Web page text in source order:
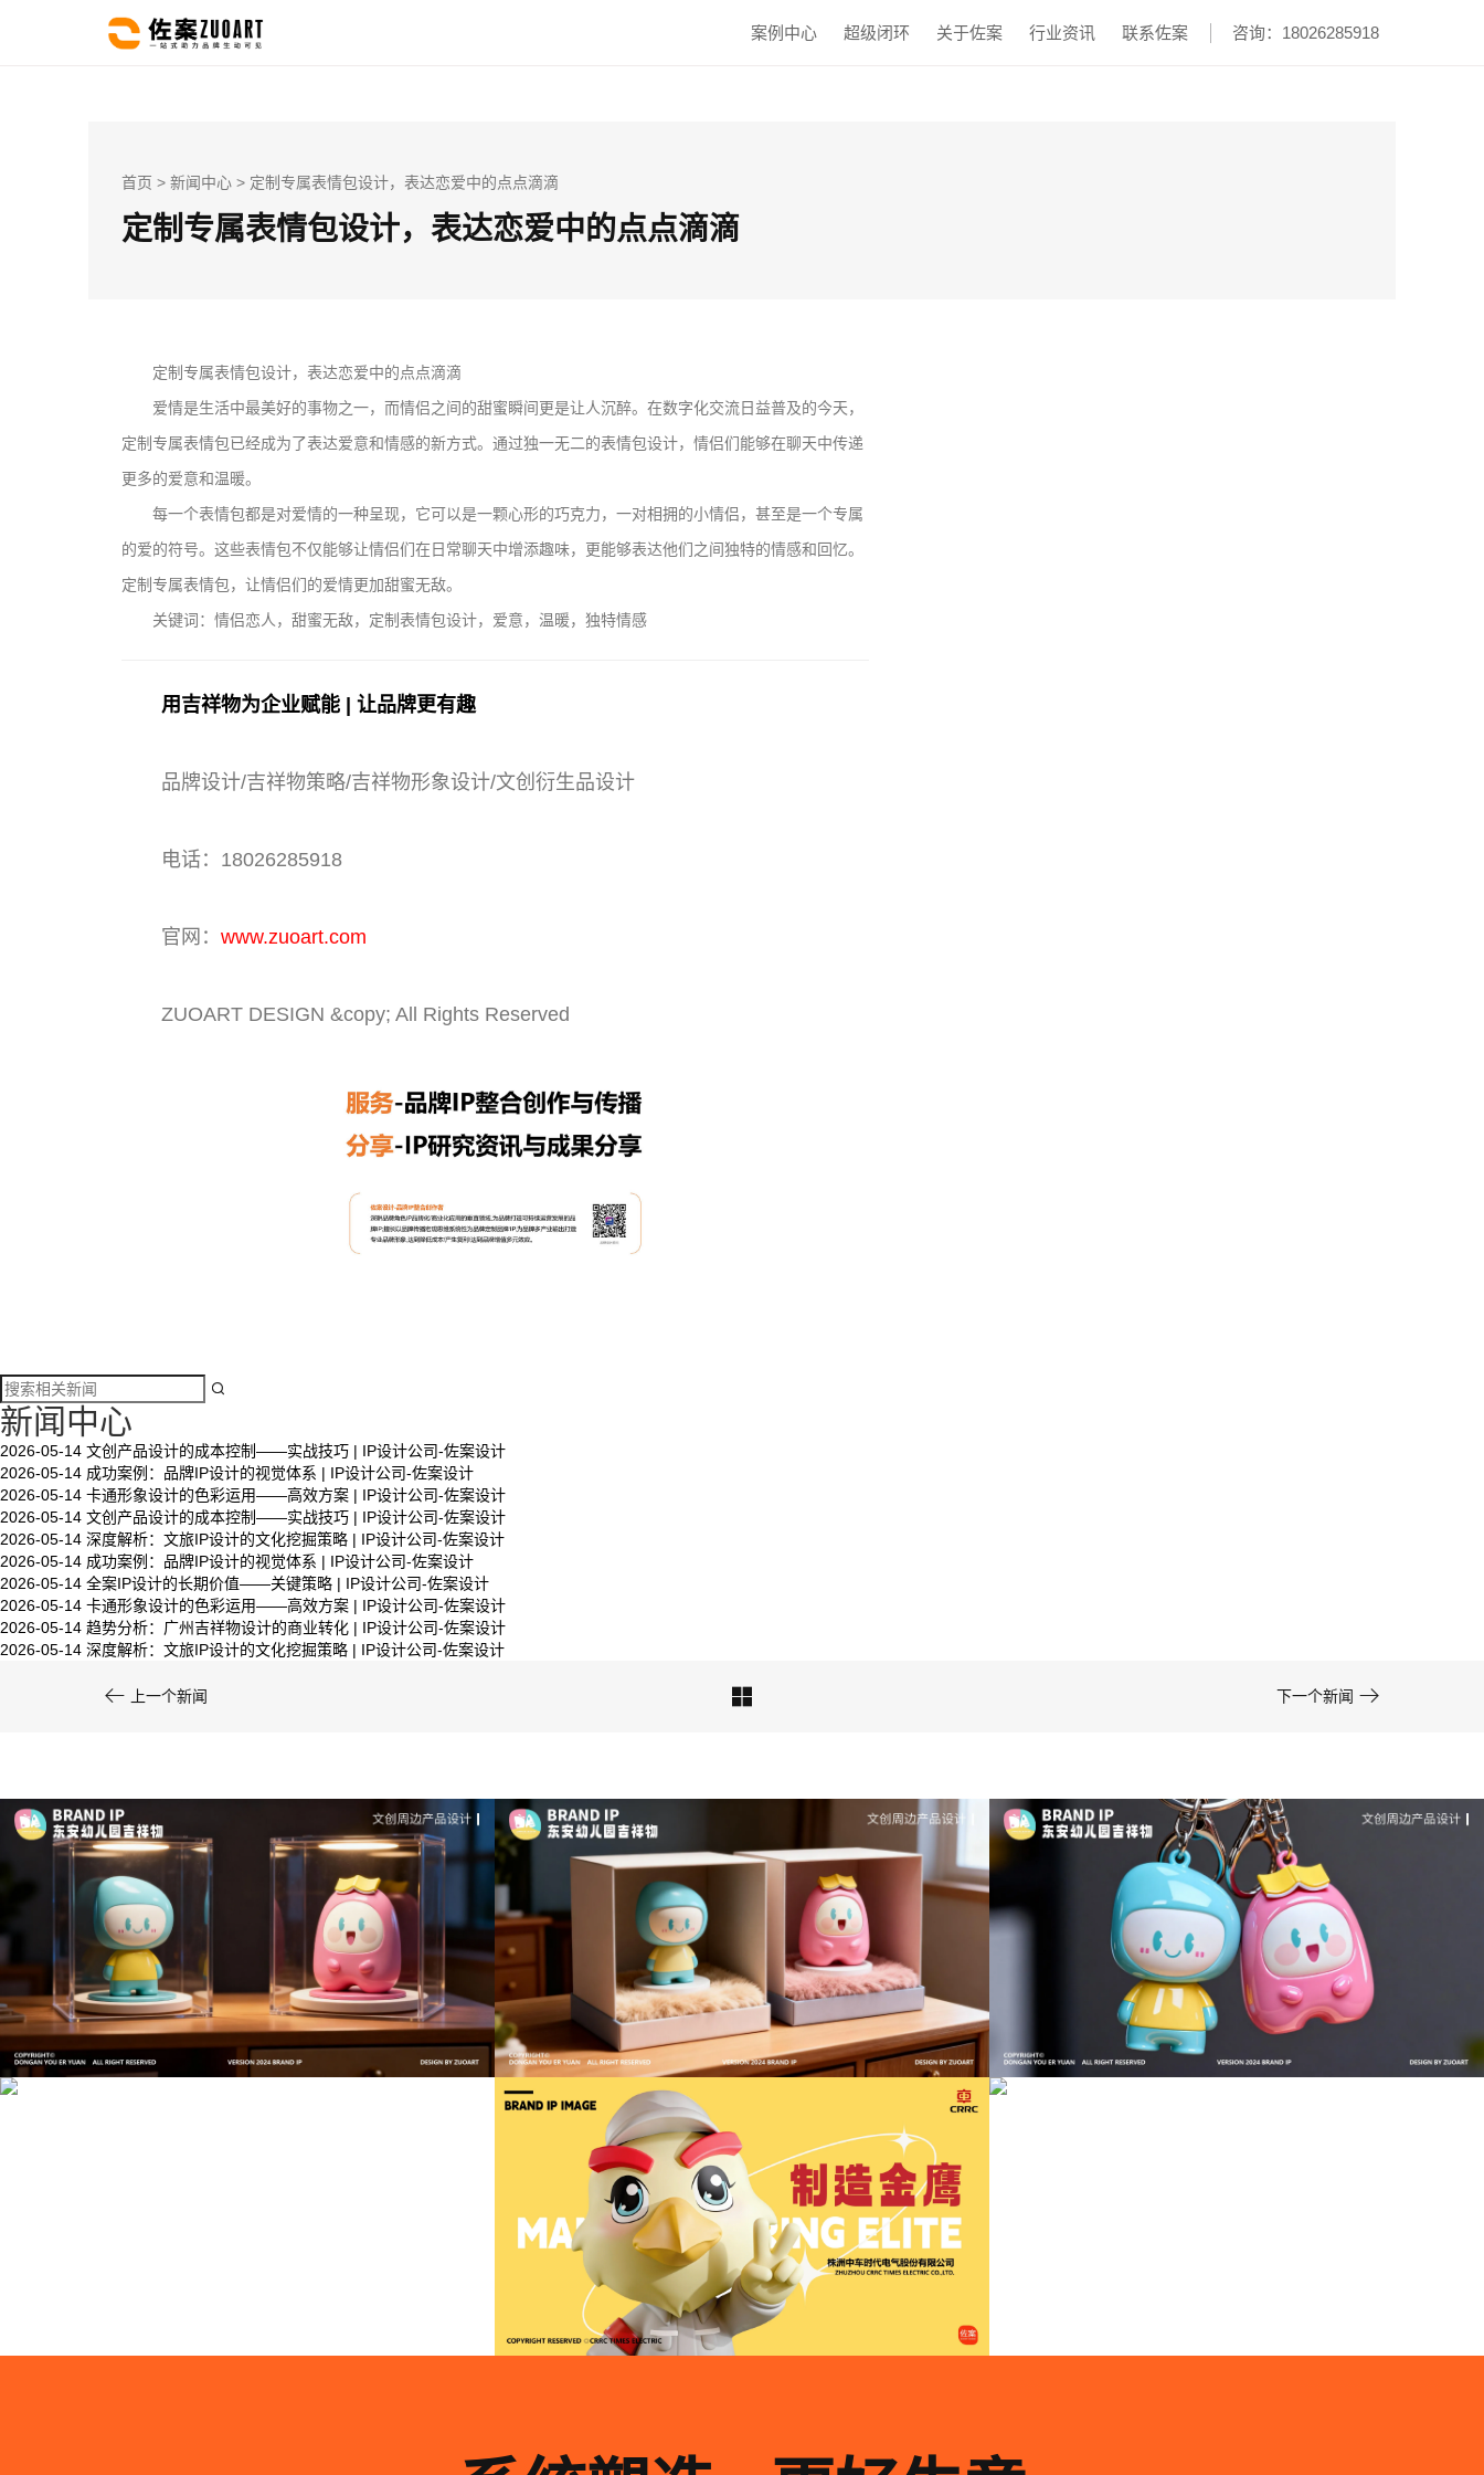
咨询：18026285918
案例中心 超级闭环 关于佐案 行业资讯 联系佐案
首页 > 新闻中心 > 定制专属表情包设计，表达恋爱中的点点滴滴
定制专属表情包设计，表达恋爱中的点点滴滴
定制专属表情包设计，表达恋爱中的点点滴滴
爱情是生活中最美好的事物之一，而情侣之间的甜蜜瞬间更是让人沉醉。在数字化交流日益普及的今天，
定制专属表情包已经成为了表达爱意和情感的新方式。通过独一无二的表情包设计，情侣们能够在聊天中传递
更多的爱意和温暖。
每一个表情包都是对爱情的一种呈现，它可以是一颗心形的巧克力，一对相拥的小情侣，甚至是一个专属
的爱的符号。这些表情包不仅能够让情侣们在日常聊天中增添趣味，更能够表达他们之间独特的情感和回忆。
定制专属表情包，让情侣们的爱情更加甜蜜无敌。
关键词：情侣恋人，甜蜜无敌，定制表情包设计，爱意，温暖，独特情感
用吉祥物为企业赋能 | 让品牌更有趣
品牌设计/吉祥物策略/吉祥物形象设计/文创衍生品设计
电话：18026285918
官网： www.zuoart.com
ZUOART DESIGN &copy; All Rights Reserved

新闻中心
2026-05-14 文创产品设计的成本控制——实战技巧 | IP设计公司-佐案设计
2026-05-14 成功案例：品牌IP设计的视觉体系 | IP设计公司-佐案设计
2026-05-14 卡通形象设计的色彩运用——高效方案 | IP设计公司-佐案设计
2026-05-14 文创产品设计的成本控制——实战技巧 | IP设计公司-佐案设计
2026-05-14 深度解析：文旅IP设计的文化挖掘策略 | IP设计公司-佐案设计
2026-05-14 成功案例：品牌IP设计的视觉体系 | IP设计公司-佐案设计
2026-05-14 全案IP设计的长期价值——关键策略 | IP设计公司-佐案设计
2026-05-14 卡通形象设计的色彩运用——高效方案 | IP设计公司-佐案设计
2026-05-14 趋势分析：广州吉祥物设计的商业转化 | IP设计公司-佐案设计
2026-05-14 深度解析：文旅IP设计的文化挖掘策略 | IP设计公司-佐案设计
 上一个新闻  下一个新闻 
文创产品设计的成本控制——实战技巧 | IP设计公
司-佐案设计
系统化的方法论是文创产品设计成功的基……
成功案例：品牌IP设计的视觉体系 | IP设计公司-佐
文创产品设计的成本控制——实战技巧 | IP设计公
司-佐案设计
从战略高度审视文旅ip设计，我们发现这……
成功案例：品牌IP设计的视觉体系 | IP设计公司-佐
案设计